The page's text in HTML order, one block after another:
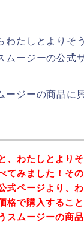
わたしとよりそ
ムージーの公式
ージーの商品に
、わたしとより
てみました！そ
式ページより、
格で購入するこ
スムージーの商